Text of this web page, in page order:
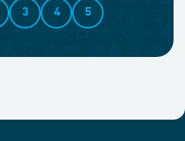
3 4 5